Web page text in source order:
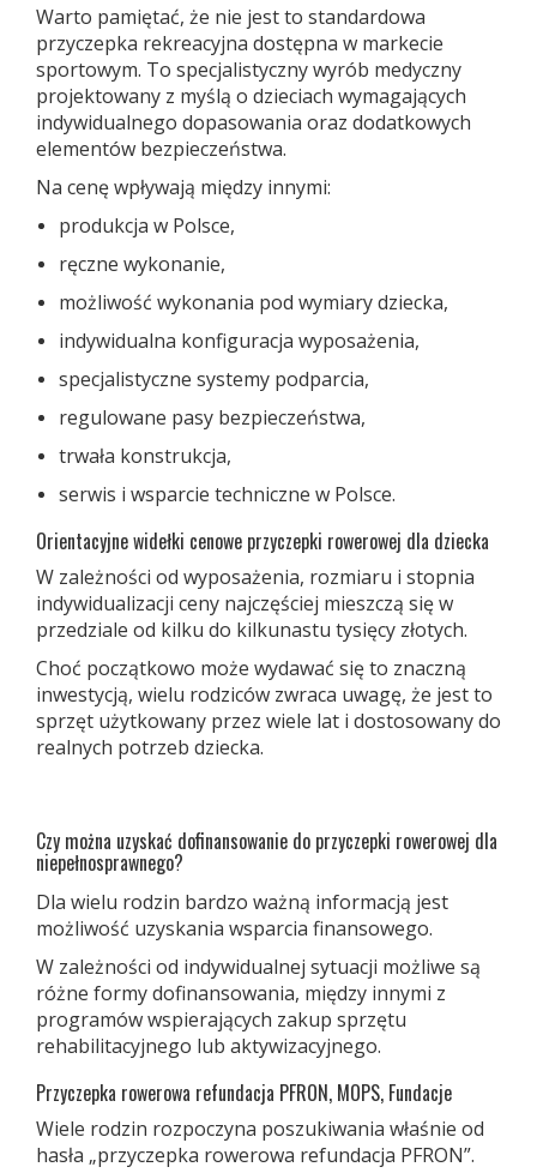
Warto pamiętać, że nie jest to standardowa
przyczepka rekreacyjna dostępna w markecie
sportowym. To specjalistyczny wyrób medyczny
projektowany z myślą o dzieciach wymagających
indywidualnego dopasowania oraz dodatkowych
elementów bezpieczeństwa.
Na cenę wpływają między innymi:
produkcja w Polsce,
ręczne wykonanie,
możliwość wykonania pod wymiary dziecka,
indywidualna konfiguracja wyposażenia,
specjalistyczne systemy podparcia,
regulowane pasy bezpieczeństwa,
trwała konstrukcja,
serwis i wsparcie techniczne w Polsce.
Orientacyjne widełki cenowe przyczepki rowerowej dla dziecka
W zależności od wyposażenia, rozmiaru i stopnia
indywidualizacji ceny najczęściej mieszczą się w
przedziale od kilku do kilkunastu tysięcy złotych.
Choć początkowo może wydawać się to znaczną
inwestycją, wielu rodziców zwraca uwagę, że jest to
sprzęt użytkowany przez wiele lat i dostosowany do
realnych potrzeb dziecka.
Czy można uzyskać dofinansowanie do przyczepki rowerowej dla
niepełnosprawnego?
Dla wielu rodzin bardzo ważną informacją jest
możliwość uzyskania wsparcia finansowego.
W zależności od indywidualnej sytuacji możliwe są
różne formy dofinansowania, między innymi z
programów wspierających zakup sprzętu
rehabilitacyjnego lub aktywizacyjnego.
Przyczepka rowerowa refundacja PFRON, MOPS, Fundacje
Wiele rodzin rozpoczyna poszukiwania właśnie od
hasła „przyczepka rowerowa refundacja PFRON”.